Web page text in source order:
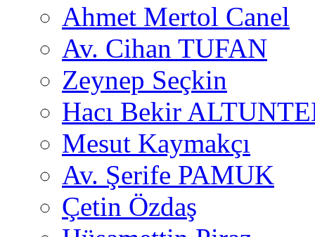
Ahmet Mertol Canel
Av. Cihan TUFAN
Zeynep Seçkin
Hacı Bekir
Mesut Kaymakçı
Av. Şerife PAMUK
Çetin Özdaş